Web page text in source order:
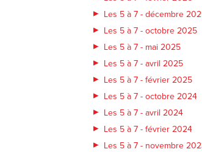
Les 5 à 7 - décembre
Les 5 à 7 - octobre 2025
Les 5 à 7 - mai 2025
Les 5 à 7 - avril 2025
Les 5 à 7 - février 2025
Les 5 à 7 - octobre 2024
Les 5 à 7 - avril 2024
Les 5 à 7 - février 2024
Les 5 à 7 - novembre